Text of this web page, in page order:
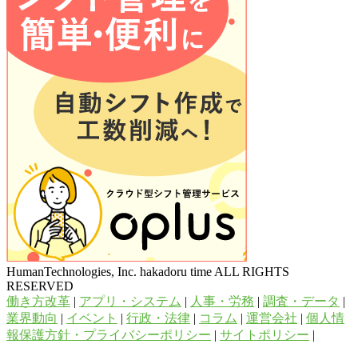
HumanTechnologies, Inc. hakadoru time ALL RIGHTS
RESERVED
働き方改革 | アプリ・システム | 人事・労務 | 調査・データ |
業界動向 | イベント | 行政・法律 | コラム | 運営会社 | 個人情
報保護方針・プライバシーポリシー | サイトポリシー |